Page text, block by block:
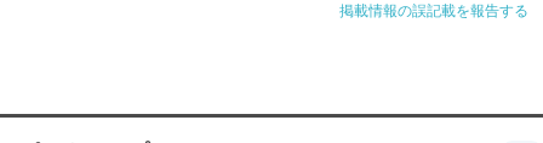
掲載情報の誤記載を報告する